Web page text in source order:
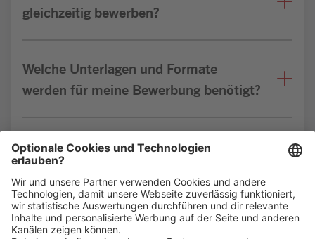
gleichzeitig bewerben?
Welche Unterlagen und Formate
werden für meine Bewerbung benötigt?
Bin ich für die Stelle geeignet?